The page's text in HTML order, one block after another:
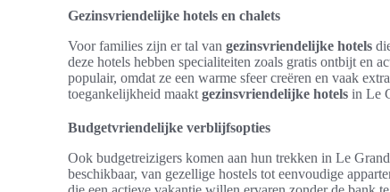
Gezinsvriendelijke hotels en chalets
Voor families zijn er tal van gezinsvriendelijke hotels
deze hotels hebben specialiteiten zoals gratis ontbijt en
populair, omdat ze een warme sfeer creëren en vaak
toegankelijkheid maakt gezinsvriendelijke hotels in Le
Budgetvriendelijke verblijfsopties
Ook budgetreizigers komen aan hun trekken in Le
beschikbaar, van gezellige hostels tot eenvoudige